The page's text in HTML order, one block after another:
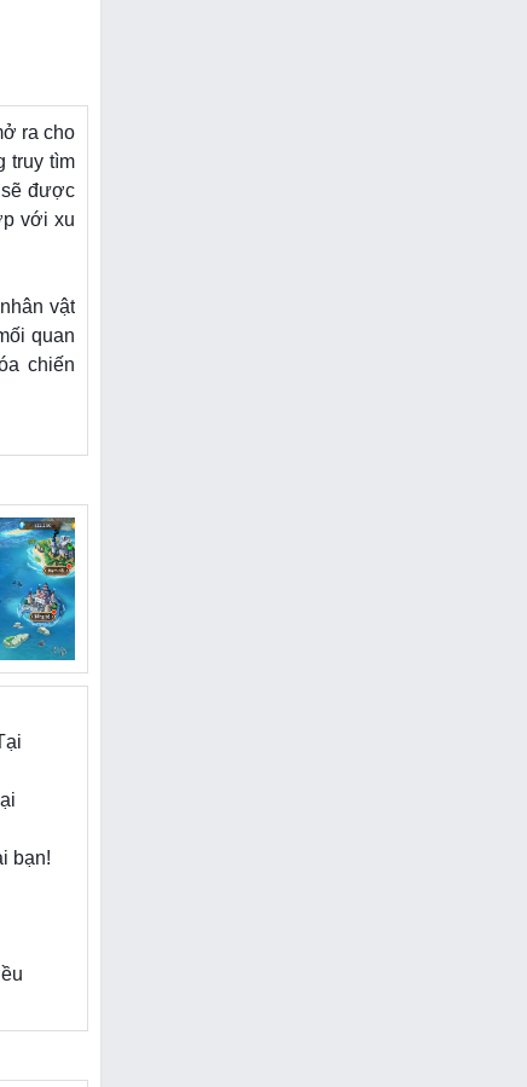
ra cho
truy tìm
được
với xu
vật
quan
chiến
bao la
chiến
hợp
nào bất
Chiến
bạn!